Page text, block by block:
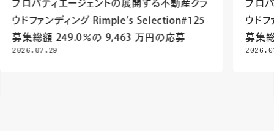
プロパティエージェントの展開する不動産クラ
ウドファンディング Rimple’s Selection#125
募集総額 249.0％の 9,463 万円の応募
2026.07.29
プロ
ウド
募集